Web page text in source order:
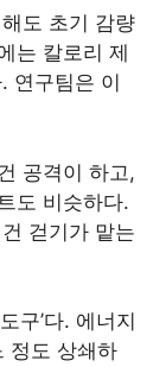
도 초기 감량
는 칼로리 제
연구팀은 이
공격이 하고,
도 비슷하다.
걷기가 맡는
구’다. 에너지
정도 상쇄하